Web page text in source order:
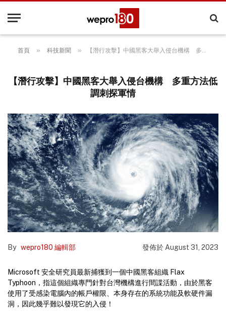
首頁 » 科技新聞 » 【潛行攻擊】中國黑客大舉入侵台機構 多重方法低調刺探軍情
【潛行攻擊】中國黑客大舉入侵台機構 多重方法低
調刺探軍情
By wepro180 編輯部 發佈於 August 31, 2023
Microsoft 安全研究員最新捕獲到一個中國黑客組織 Flax
Typhoon，指這個組織專門針對台灣機構進行間諜活動，由於黑客
使用了受感染電腦內的帳戶權限、本身存在的系統功能及軟硬件漏
洞，因此幾乎難以發現它的入侵！